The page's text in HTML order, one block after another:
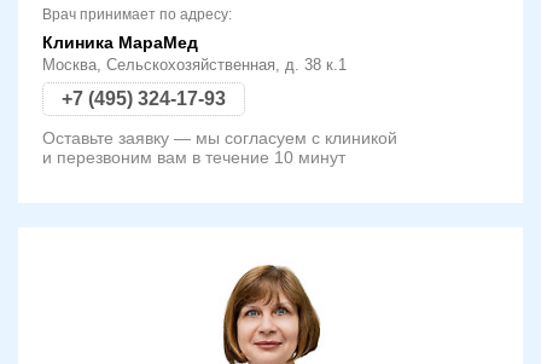
Врач принимает по адресу:
Клиника МараМед
Москва, Сельскохозяйственная, д. 38 к.1
+7 (495) 324-17-93
Оставьте заявку — мы согласуем с клиникой
и перезвоним вам в течение 10 минут